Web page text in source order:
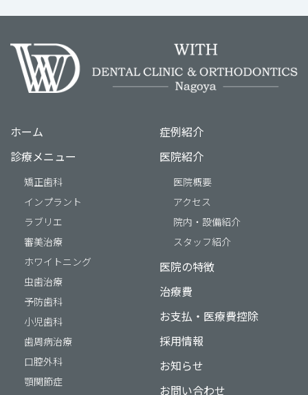
ホーム
診療メニュー
矯正歯科
インプラント
ラブリエ
審美治療
ホワイトニング
虫歯治療
予防歯科
小児歯科
歯周病治療
口腔外科
顎関節症
症例紹介
医院紹介
医院概要
アクセス
院内・設備紹介
スタッフ紹介
医院の特徴
治療費
お支払・医療費控除
採用情報
お知らせ
お問い合わせ